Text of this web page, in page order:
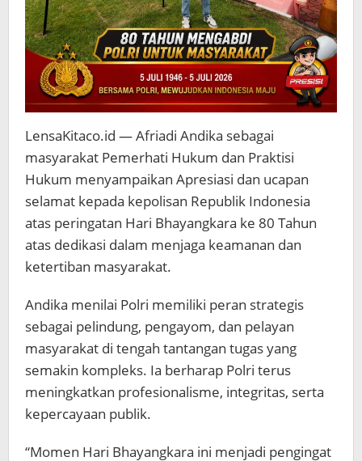
LensaKitaco.id — Afriadi Andika sebagai
masyarakat Pemerhati Hukum dan Praktisi
Hukum menyampaikan Apresiasi dan ucapan
selamat kepada kepolisan Republik Indonesia
atas peringatan Hari Bhayangkara ke 80 Tahun
atas dedikasi dalam menjaga keamanan dan
ketertiban masyarakat.
Andika menilai Polri memiliki peran strategis
sebagai pelindung, pengayom, dan pelayan
masyarakat di tengah tantangan tugas yang
semakin kompleks. Ia berharap Polri terus
meningkatkan profesionalisme, integritas, serta
kepercayaan publik.
“Momen Hari Bhayangkara ini menjadi pengingat